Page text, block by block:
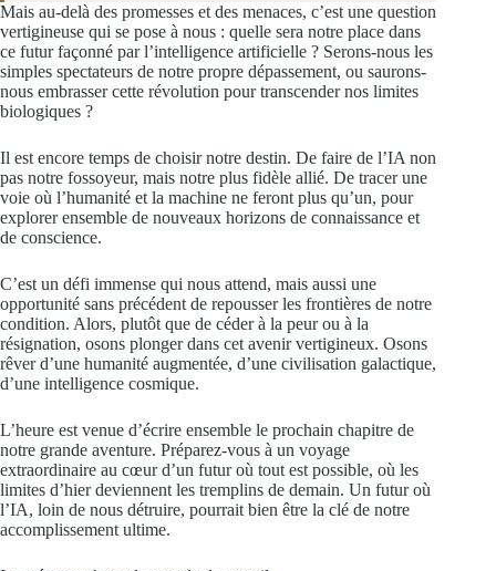
Mais au-delà des promesses et des menaces, c’est une question
vertigineuse qui se pose à nous : quelle sera notre place dans
ce futur façonné par l’intelligence artificielle ? Serons-nous les
simples spectateurs de notre propre dépassement, ou saurons-
nous embrasser cette révolution pour transcender nos limites
biologiques ?
Il est encore temps de choisir notre destin. De faire de l’IA non
pas notre fossoyeur, mais notre plus fidèle allié. De tracer une
voie où l’humanité et la machine ne feront plus qu’un, pour
explorer ensemble de nouveaux horizons de connaissance et
de conscience.
C’est un défi immense qui nous attend, mais aussi une
opportunité sans précédent de repousser les frontières de notre
condition. Alors, plutôt que de céder à la peur ou à la
résignation, osons plonger dans cet avenir vertigineux. Osons
rêver d’une humanité augmentée, d’une civilisation galactique,
d’une intelligence cosmique.
L’heure est venue d’écrire ensemble le prochain chapitre de
notre grande aventure. Préparez-vous à un voyage
extraordinaire au cœur d’un futur où tout est possible, où les
limites d’hier deviennent les tremplins de demain. Un futur où
l’IA, loin de nous détruire, pourrait bien être la clé de notre
accomplissement ultime.